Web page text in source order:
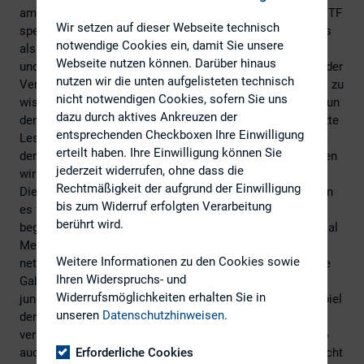
am Main. Vor dem Hintergrund, dass sich der Mann auf ETF
spezialisiert hat und selbst welche auflegt, kann man dies
als etwas überambitionierte Werbung abtun. Zu
unqualifiziert ist er mit seiner über 20jährigen Karriere in der
Vermögensberatung einer Bank jedenfalls nicht, um nicht zu
wissen, dass die Grundlage für den Erfolg seiner ETF ja nun
der Handel mit Aktien ist. Warum wir Ihnen das, geschätzte
Leserinnen und Leser, berichten? Es ist ein Trend spürbar,
der weg von Investments in Einzeltitel geht. Und das finden
wir schade.
Die gute Nachricht ist: Auf derselben Veranstaltung waren
es vor allem die jungen Blogger, die sich für Aktien
begeistern. Insbesondere berichteten sie über coole Social
Media Aktionen einzelner Emittenten oder auch schlicht
netten Geschenken zur Hauptversammlung. Vor allem die
Gaben der Firma Berentzen hatten es einem erfreuten
jungen Mann angetan und ihn glatt zu einem Rechenbeispiel
der Aktienperformance inklusive Sachdividende
veranlasst. Die zielgruppengerechte Ansprache zieht also
auch bei der Generation Z noch, so viel hat sich da gar nicht
Wir setzen auf dieser Webseite technisch
notwendige Cookies ein, damit Sie unsere
Webseite nutzen können. Darüber hinaus
nutzen wir die unten aufgelisteten technisch
nicht notwendigen Cookies, sofern Sie uns
dazu durch aktives Ankreuzen der
entsprechenden Checkboxen Ihre Einwilligung
erteilt haben. Ihre Einwilligung können Sie
jederzeit widerrufen, ohne dass die
Rechtmäßigkeit der aufgrund der Einwilligung
bis zum Widerruf erfolgten Verarbeitung
berührt wird.
Weitere Informationen zu den Cookies sowie
Ihren Widerspruchs- und
Widerrufsmöglichkeiten erhalten Sie in
unseren Datenschutzhinweisen.
Erforderliche Cookies